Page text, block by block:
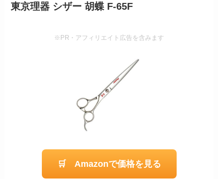
東京理器 シザー 胡蝶 F-65F
※PR・アフィリエイト広告を含みます
🛒 Amazonで価格を見る